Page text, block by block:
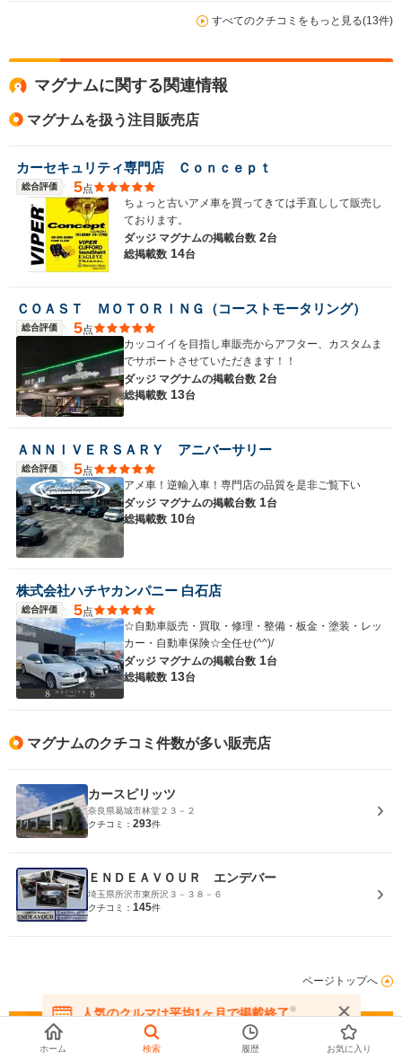
すべてのクチコミをもっと見る(13件)
マグナムに関する関連情報
マグナムを扱う注目販売店
カーセキュリティ専門店 Ｃｏｎｃｅｐｔ
総合評価 5点
ちょっと古いアメ車を買ってきては手直しして販売し
ております。
ダッジ マグナムの掲載台数 2台
総掲載数 14台
ＣＯＡＳＴ ＭＯＴＯＲＩＮＧ（コーストモータリング）
総合評価 5点
カッコイイを目指し車販売からアフター、カスタムま
でサポートさせていただきます！！
ダッジ マグナムの掲載台数 2台
総掲載数 13台
ＡＮＮＩＶＥＲＳＡＲＹ アニバーサリー
総合評価 5点
アメ車！逆輸入車！専門店の品質を是非ご覧下い
ダッジ マグナムの掲載台数 1台
総掲載数 10台
株式会社ハチヤカンパニー 白石店
総合評価 5点
☆自動車販売・買取・修理・整備・板金・塗装・レッ
カー・自動車保険☆全任せ(^^)/
ダッジ マグナムの掲載台数 1台
総掲載数 13台
マグナムのクチコミ件数が多い販売店
カースピリッツ
奈良県葛城市林堂２３－２
クチコミ： 293件
ＥＮＤＥＡＶＯＵＲ エンデバー
埼玉県所沢市東所沢３－３８－６
クチコミ： 145件
ページトップへ
人気のクルマは平均1ヶ月で掲載終了※
在庫が無くなる前にお問い合わせください
ホーム 検索 履歴 お気に入り